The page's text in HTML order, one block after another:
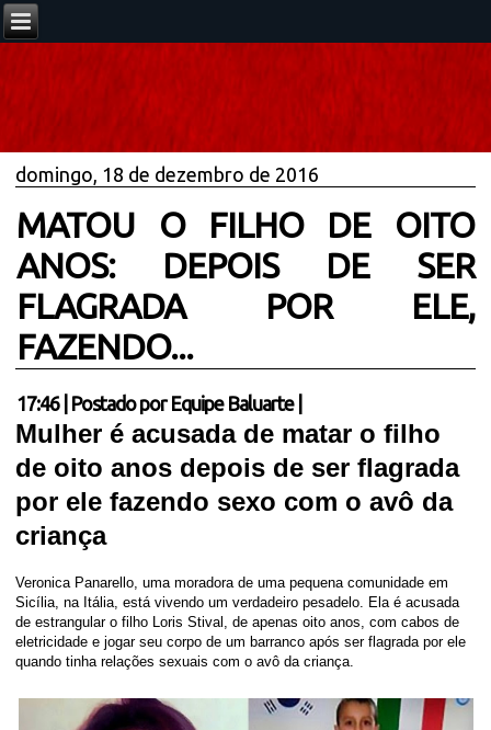
domingo, 18 de dezembro de 2016
MATOU O FILHO DE OITO
ANOS: DEPOIS DE SER
FLAGRADA POR ELE,
FAZENDO...
17:46| Postado por Equipe Baluarte
Mulher é acusada de matar o filho
de oito anos depois de ser flagrada
por ele fazendo sexo com o avô da
criança
Veronica Panarello, uma moradora de uma pequena comunidade em
Sicília, na Itália, está vivendo um verdadeiro pesadelo. Ela é acusada
de estrangular o filho Loris Stival, de apenas oito anos, com cabos de
eletricidade e jogar seu corpo de um barranco após ser flagrada por ele
quando tinha relações sexuais com o avô da criança.